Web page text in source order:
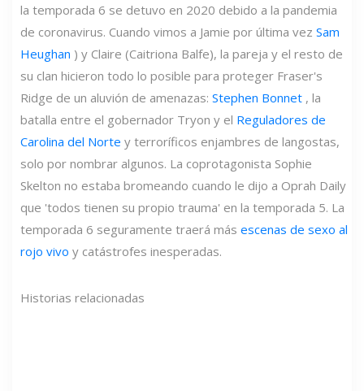
la temporada 6 se detuvo en 2020 debido a la pandemia
de coronavirus. Cuando vimos a Jamie por última vez Sam
Heughan ) y Claire (Caitriona Balfe), la pareja y el resto de
su clan hicieron todo lo posible para proteger Fraser's
Ridge de un aluvión de amenazas: Stephen Bonnet , la
batalla entre el gobernador Tryon y el Reguladores de
Carolina del Norte y terroríficos enjambres de langostas,
solo por nombrar algunos. La coprotagonista Sophie
Skelton no estaba bromeando cuando le dijo a Oprah Daily
que 'todos tienen su propio trauma' en la temporada 5. La
temporada 6 seguramente traerá más escenas de sexo al
rojo vivo y catástrofes inesperadas.
Historias relacionadas